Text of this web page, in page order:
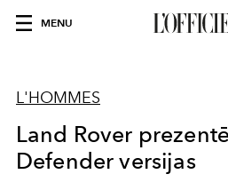
MENU
L'HOMMES
Land Rover
Defender versijas